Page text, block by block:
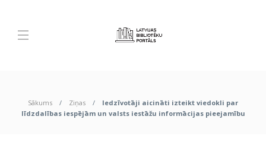
Sākums Ziņas
Iedzīvotāji aicināti izteikt viedokli par
līdzdalības iespējām un valsts iestāžu informācijas pieejamību